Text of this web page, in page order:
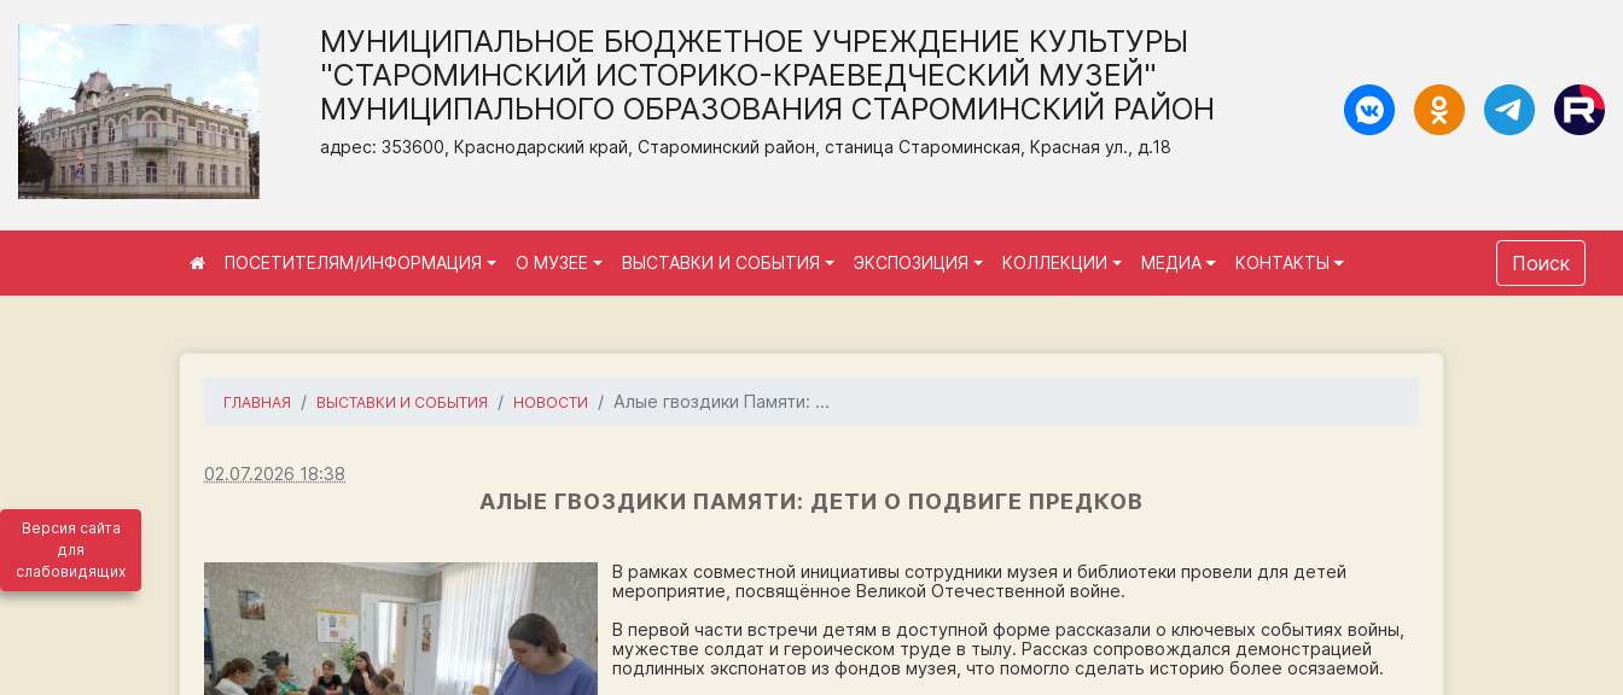
Версия сайта
для
слабовидящих
МУНИЦИПАЛЬНОЕ БЮДЖЕТНОЕ УЧРЕЖДЕНИЕ КУЛЬТУРЫ
"СТАРОМИНСКИЙ ИСТОРИКО-КРАЕВЕДЧЕСКИЙ МУЗЕЙ"
МУНИЦИПАЛЬНОГО ОБРАЗОВАНИЯ СТАРОМИНСКИЙ РАЙОН
адрес: 353600, Краснодарский край, Староминский район, станица Староминская, Красная ул., д.18
ПОСЕТИТЕЛЯМ/ИНФОРМАЦИЯ О МУЗЕЕ ВЫСТАВКИ И СОБЫТИЯ ЭКСПОЗИЦИЯ КОЛЛЕКЦИИ МЕДИА КОНТАКТЫ Поиск
ГЛАВНАЯ ВЫСТАВКИ И СОБЫТИЯ НОВОСТИ Алые гвоздики Памяти: ...
02.07.2026 18:38
АЛЫЕ ГВОЗДИКИ ПАМЯТИ: ДЕТИ О ПОДВИГЕ ПРЕДКОВ
В рамках совместной инициативы сотрудники музея и библиотеки провели для детей
мероприятие, посвящённое Великой Отечественной войне.
В первой части встречи детям в доступной форме рассказали о ключевых событиях войны,
мужестве солдат и героическом труде в тылу. Рассказ сопровождался демонстрацией
подлинных экспонатов из фондов музея, что помогло сделать историю более осязаемой.